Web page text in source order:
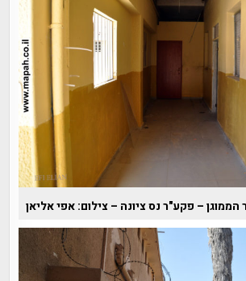
הממוגן – פקע"ר נס ציונה – צילום: אפי אליאן